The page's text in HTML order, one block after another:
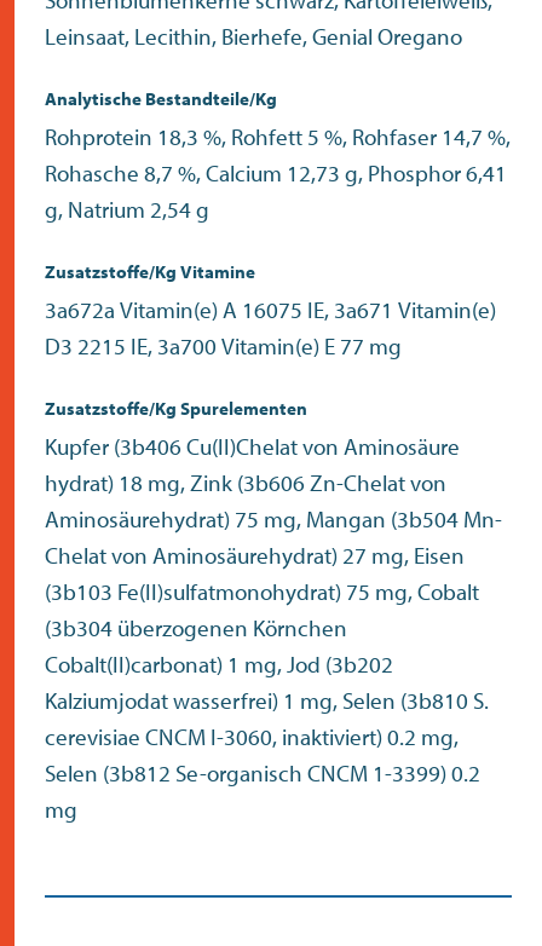
Leinsaat, Lecithin, Bierhefe, Genial Oregano
Analytische Bestandteile/Kg
Rohprotein 18,3 %, Rohfett 5 %, Rohfaser 14,7 %,
Rohasche 8,7 %, Calcium 12,73 g, Phosphor 6,41
g, Natrium 2,54 g
Zusatzstoffe/Kg Vitamine
3a672a Vitamin(e) A 16075 IE, 3a671 Vitamin(e)
D3 2215 IE, 3a700 Vitamin(e) E 77 mg
Zusatzstoffe/Kg Spurelementen
Kupfer (3b406 Cu(II)Chelat von Aminosäure
hydrat) 18 mg, Zink (3b606 Zn-Chelat von
Aminosäurehydrat) 75 mg, Mangan (3b504 Mn-
Chelat von Aminosäurehydrat) 27 mg, Eisen
(3b103 Fe(II)sulfatmonohydrat) 75 mg, Cobalt
(3b304 überzogenen Körnchen
Cobalt(II)carbonat) 1 mg, Jod (3b202
Kalziumjodat wasserfrei) 1 mg, Selen (3b810 S.
cerevisiae CNCM I-3060, inaktiviert) 0.2 mg,
Selen (3b812 Se-organisch CNCM 1-3399) 0.2
mg